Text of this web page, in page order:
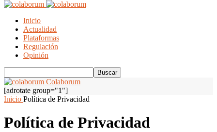
Inicio
Actualidad
Plataformas
Regulación
Opinión
Colaborum
[adrotate group="1"]
Inicio Política de Privacidad
Política de Privacidad